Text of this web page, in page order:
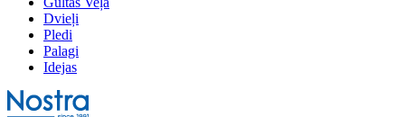
Dvieļi
Pledi
Palagi
Idejas